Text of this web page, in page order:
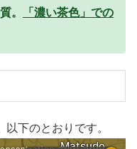
。
「濃い茶色」での
下のとおりです。